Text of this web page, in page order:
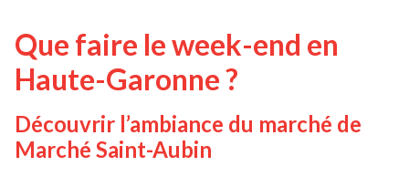
Que faire le week-end en
Haute-Garonne ?
Découvrir l’ambiance du marché de
Marché Saint-Aubin